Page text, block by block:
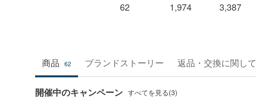
62 1,974 3,387
商品 62 ブランドストーリー 返品・交換に関して
開催中のキャンペーン すべてを見る(3)